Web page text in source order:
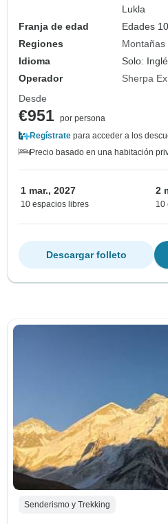
Lukla
Franja de edad
Edades
Regiones
Montañas
Idioma
Solo:
Operador
Sherpa
Desde
€951 por persona
Regístrate para acceder a los
Precio basado en una habitación
1 mar., 2027
10 espacios libres
2
10
Descargar folleto
Senderismo y Trekking